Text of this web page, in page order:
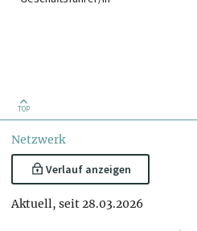
TOP
Netzwerk
Verlauf anzeigen
Aktuell, seit 28.03.2026